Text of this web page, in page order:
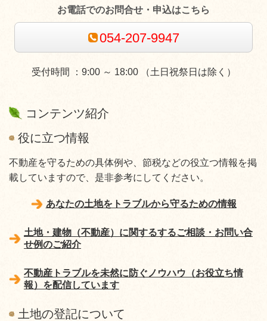
お電話でのお問合せ・申込はこちら
054-207-9947
受付時間 ：9:00 ～ 18:00 （土日祝祭日は除く）
コンテンツ紹介
役に立つ情報
不動産を守るための具体例や、節税などの役立つ情報を掲
載していますので、是非参考にしてください。
あなたの土地をトラブルから守るための情報
土地・建物（不動産）に関するするご相談・お問い合
せ例のご紹介
不動産トラブルを未然に防ぐノウハウ（お役立ち情
報）を配信しています
土地の登記について